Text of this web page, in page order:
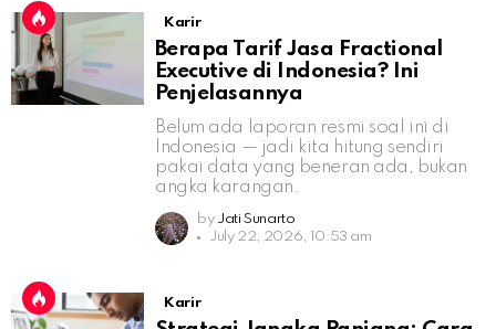
Karir
Berapa Tarif Jasa Fractional
Executive di Indonesia? Ini
Penjelasannya
Belum ada laporan resmi soal ini di
Indonesia — jadi kita hitung sendiri
pakai data yang beneran ada, bukan
angka karangan.
by Jati Sunarto
July 22, 2026, 10:53 am
Karir